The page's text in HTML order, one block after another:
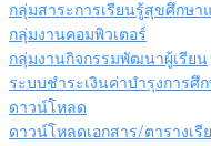
กลุ่มสาระการเรียนรู้สุขศึกษา
กลุ่มงานคอมพิวเตอร์
กลุ่มงานกิจกรรมพัฒนาผู้เรียน
ระบบชำระเงินค่าบำรุงการศึ
ดาวน์โหลด
ดาวน์โหลดเอกสาร/ตารางเ